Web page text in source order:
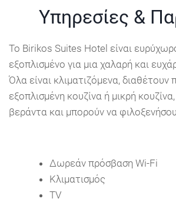
Υπηρεσίες &
Το Birikos Suites Hotel είναι
εξοπλισμένο για μια χαλαρή και
Όλα είναι κλιματιζόμενα, διαθέτουν
εξοπλισμένη κουζίνα ή μικρή
βεράντα και μπορούν να
Δωρεάν πρόσβαση Wi-Fi
Κλιματισμός
TV